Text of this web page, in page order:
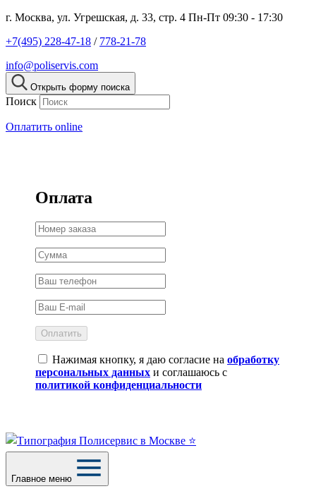
г. Москва, ул. Угрешская, д. 33, стр. 4 Пн-Пт 09:30 - 17:30
+7(495) 228-47-18 / 778-21-78
info@poliservis.com
Открыть форму поиска
Поиск
Оплатить online
Оплата
Оплатить
Нажимая кнопку, я даю согласие на обработку
персональных данных и соглашаюсь с
политикой конфиденциальности
Главное меню